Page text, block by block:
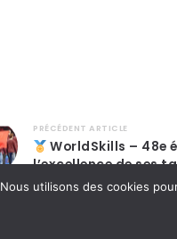
PRÉCÉDENT ARTICLE
WorldSkills – 48e
l’excellence de ses
Nous utilisons des cookies